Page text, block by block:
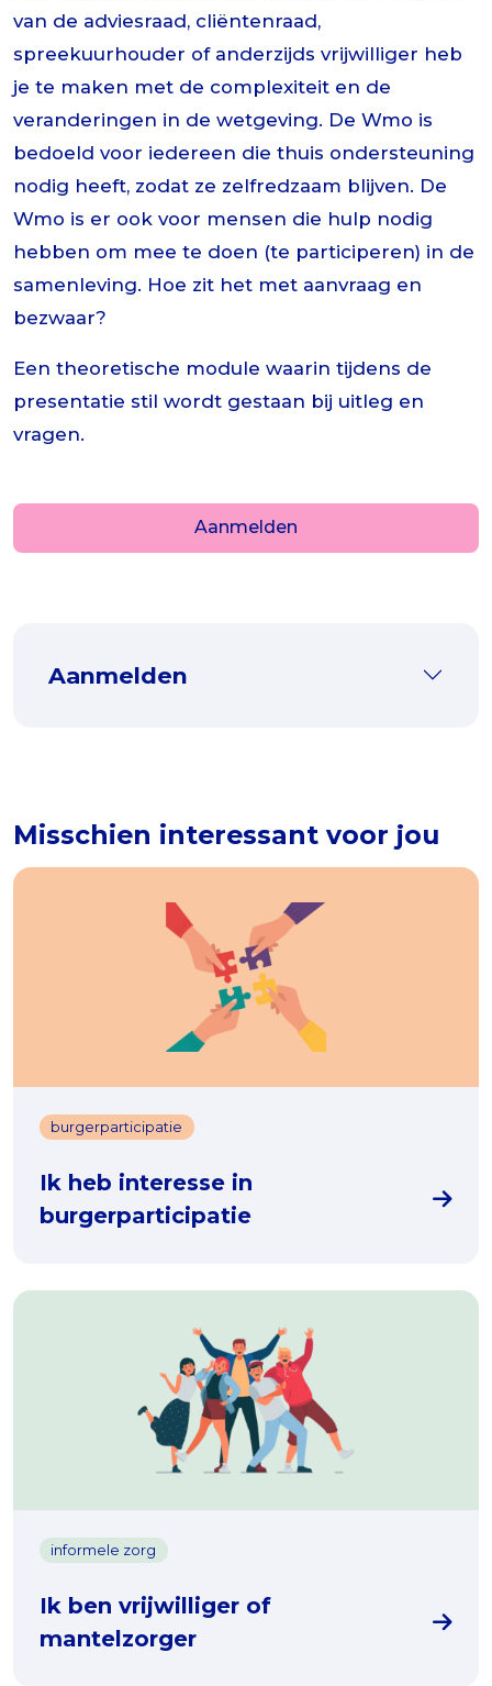
van de adviesraad, cliëntenraad,
spreekuurhouder of anderzijds vrijwilliger heb
je te maken met de complexiteit en de
veranderingen in de wetgeving. De Wmo is
bedoeld voor iedereen die thuis ondersteuning
nodig heeft, zodat ze zelfredzaam blijven. De
Wmo is er ook voor mensen die hulp nodig
hebben om mee te doen (te participeren) in de
samenleving. Hoe zit het met aanvraag en
bezwaar?
Een theoretische module waarin tijdens de
presentatie stil wordt gestaan bij uitleg en
vragen.
Aanmelden
Aanmelden
Misschien interessant voor jou
burgerparticipatie
Ik heb interesse in
burgerparticipatie
informele zorg
Ik ben vrijwilliger of
mantelzorger